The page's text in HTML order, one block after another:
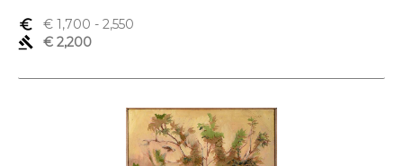
euro_symbol € 1,700 - 2,550
gavel
€ 2,200